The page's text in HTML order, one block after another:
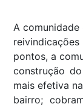
A comunidade
pontos, a
construção
mais efetiva
bairro;